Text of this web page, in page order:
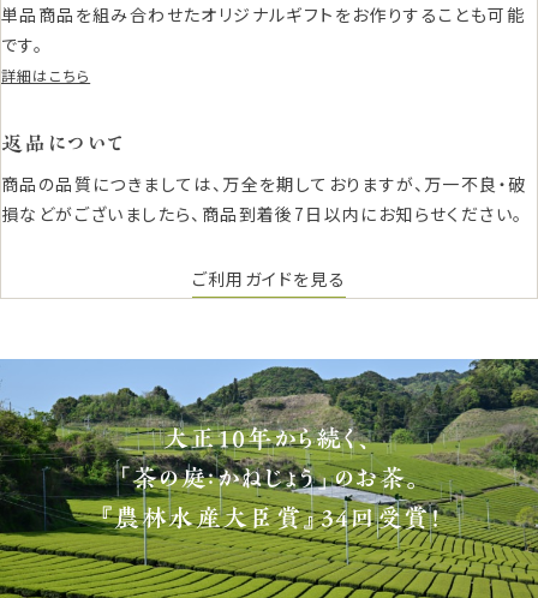
単品商品を組み合わせたオリジナルギフトをお作りすることも可能
です。
詳細はこちら
返品について
商品の品質につきましては、万全を期しておりますが、万一不良・破
損などがございましたら、商品到着後7日以内にお知らせください。
ご利用ガイドを見る
大正10年から続く、
「茶の庭：かねじょう」のお茶。
『農林水産大臣賞』34回受賞！